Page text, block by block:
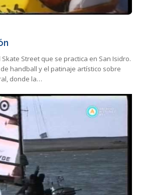
Street que se practica en San Isidro.
handball y el patinaje artístico sobre
donde la…